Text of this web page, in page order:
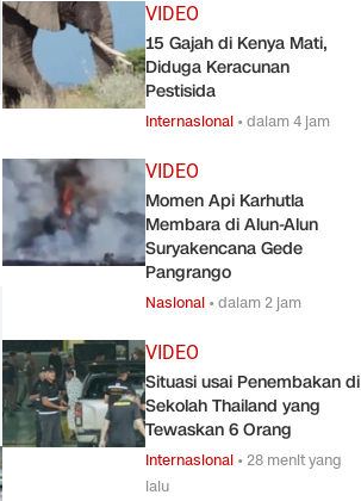
VIDEO
15 Gajah di Kenya Mati,
Diduga Keracunan
Pestisida
Internasional •dalam 4 jam
VIDEO
Momen Api Karhutla
Membara di Alun-Alun
Suryakencana Gede
Pangrango
Nasional •dalam 2 jam
VIDEO
Situasi usai Penembakan di
Sekolah Thailand yang
Tewaskan 6 Orang
Internasional •28 menit yang
lalu